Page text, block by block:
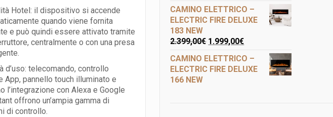
Hotel: il dispositivo si accende
quando viene fornita
e può quindi essere attivato tramite
centralmente o con una presa
d’uso: telecomando, controllo
App, pannello touch illuminato e
l’integrazione con Alexa e Google
offrono un’ampia gamma di
di controllo.
CAMINO ELETTRICO –
ELECTRIC FIRE DELUXE
183 NEW
2.399,00€ 1.999,00€
CAMINO ELETTRICO –
ELECTRIC FIRE DELUXE
166 NEW